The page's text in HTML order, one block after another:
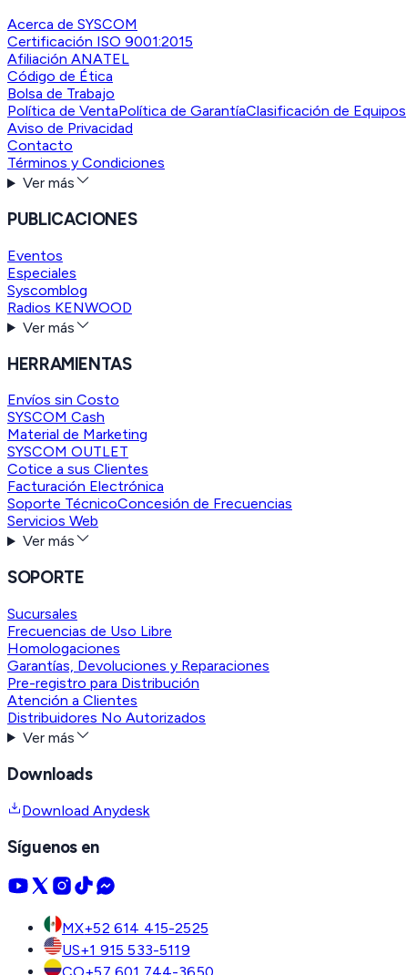
Acerca de SYSCOM
Certificación ISO 9001:2015
Afiliación ANATEL
Código de Ética
Bolsa de Trabajo
Política de VentaPolítica de GarantíaClasificación de Equipos
Aviso de Privacidad
Contacto
Términos y Condiciones
Ver más
PUBLICACIONES
Eventos
Especiales
Syscomblog
Radios KENWOOD
Ver más
HERRAMIENTAS
Envíos sin Costo
SYSCOM Cash
Material de Marketing
SYSCOM OUTLET
Cotice a sus Clientes
Facturación Electrónica
Soporte TécnicoConcesión de Frecuencias
Servicios Web
Ver más
SOPORTE
Sucursales
Frecuencias de Uso Libre
Homologaciones
Garantías, Devoluciones y Reparaciones
Pre-registro para Distribución
Atención a Clientes
Distribuidores No Autorizados
Ver más
Downloads
Download Anydesk
Síguenos en
MX+52 614 415-2525
US+1 915 533-5119
CO+57 601 744-3650